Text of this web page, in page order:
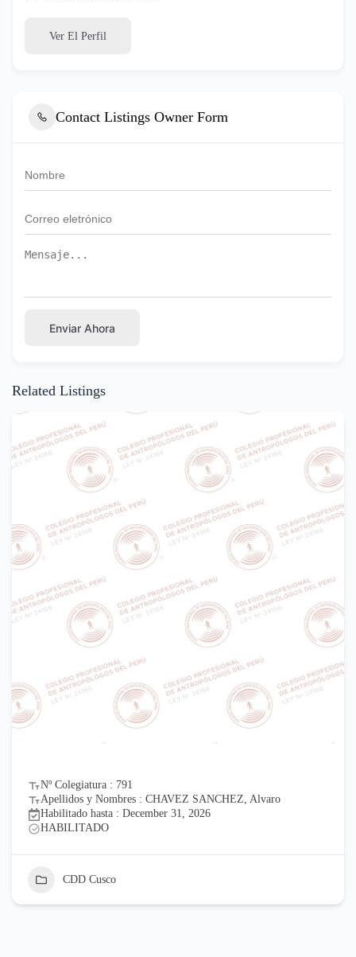
Ver El Perfil
Contact Listings Owner Form
Enviar Ahora
Related Listings
Nº Colegiatura : 791
Apellidos y Nombres : CHAVEZ SANCHEZ, Alvaro
Habilitado hasta : December 31, 2026
HABILITADO
CDD Cusco